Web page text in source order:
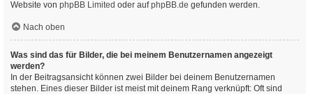
Website von phpBB Limited oder aufphpBB.de gefunden werden.
Nach oben
Was sind das für Bilder, die bei meinem Benutzernamen angezeigt
werden?
In der Beitragsansicht können zwei Bilder bei deinem Benutzernamen
stehen. Eines dieser Bilder ist meist mit deinem Rang verknüpft: Oft sind